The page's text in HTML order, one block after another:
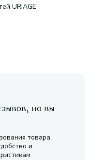
URIAGE
но вы
товара.
и